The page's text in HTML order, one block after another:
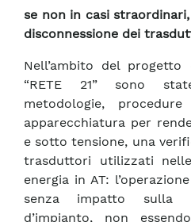
se non in casi
disconnessione dei
Nell’ambito del
“RETE 21” sono
metodologie,
apparecchiatura per
e sotto tensione, una
trasduttori utilizzati
energia in AT:
senza impatto sulla
d’impianto, non